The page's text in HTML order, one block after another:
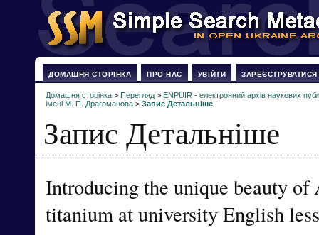
ДОМАШНЯ СТОРІНКА ПРО НАС УВІЙТИ ЗАРЕЄСТРУВАТИСЯ
Домашня сторінка > Перегляд > ENPUIR - електронний архів наукових
імені М. П. Драгоманова > Запис Детальніше
Запис Детальніше
Introducing the unique beauty
titanium at university English